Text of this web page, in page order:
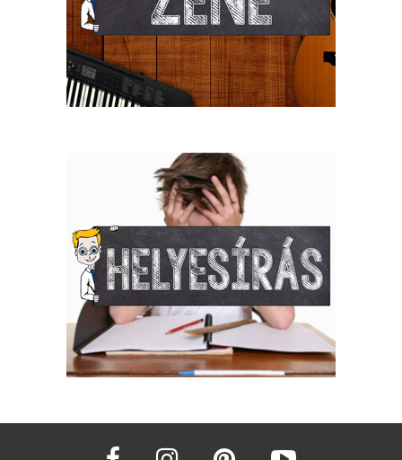
facebook instagram